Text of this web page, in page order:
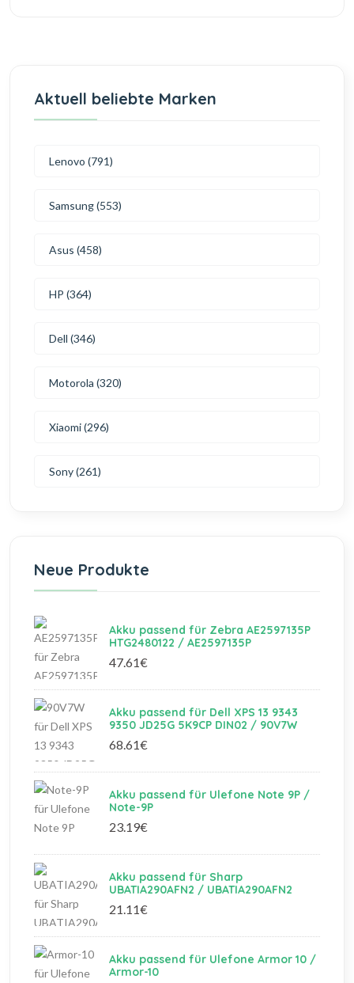
Aktuell beliebte Marken
Lenovo (791)
Samsung (553)
Asus (458)
HP (364)
Dell (346)
Motorola (320)
Xiaomi (296)
Sony (261)
Neue Produkte
Akku passend für Zebra AE2597135P
HTG2480122 / AE2597135P
47.61€
Akku passend für Dell XPS 13 9343
9350 JD25G 5K9CP DIN02 / 90V7W
68.61€
Akku passend für Ulefone Note 9P /
Note-9P
23.19€
Akku passend für Sharp
UBATIA290AFN2 / UBATIA290AFN2
21.11€
Akku passend für Ulefone Armor 10 /
Armor-10